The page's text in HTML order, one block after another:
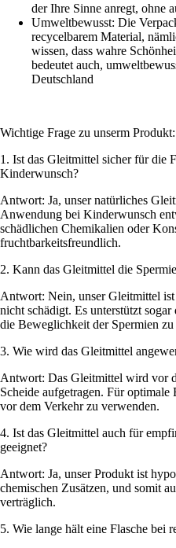
der Ihre Sinne anregt, ohne
Umweltbewusst: Die
recycelbarem Material,
wissen, dass wahre
bedeutet auch,
Deutschland
Wichtige Frage zu unserm Produkt:
1. Ist das Gleitmittel sicher für die
Kinderwunsch?
Antwort: Ja, unser natürliches
Anwendung bei Kinderwunsch
schädlichen Chemikalien oder
fruchtbarkeitsfreundlich.
2. Kann das Gleitmittel die
Antwort: Nein, unser Gleitmittel ist
nicht schädigt. Es unterstützt
die Beweglichkeit der Spermien zu
3. Wie wird das Gleitmittel
Antwort: Das Gleitmittel wird vor
Scheide aufgetragen. Für
vor dem Verkehr zu verwenden.
4. Ist das Gleitmittel auch für
geeignet?
Antwort: Ja, unser Produkt ist
chemischen Zusätzen, und somit
verträglich.
5. Wie lange hält eine Flasche bei